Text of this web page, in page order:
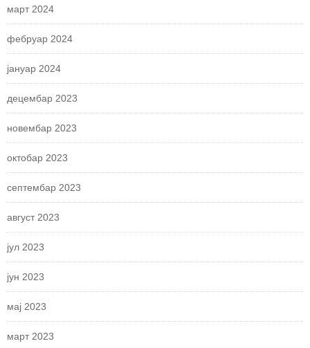
март 2024
фебруар 2024
јануар 2024
децембар 2023
новембар 2023
октобар 2023
септембар 2023
август 2023
јул 2023
јун 2023
мај 2023
март 2023